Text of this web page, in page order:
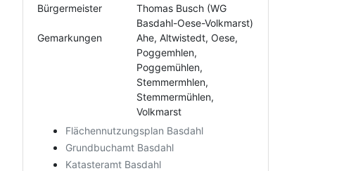
Bürgermeister
Thomas Busch (WG
Basdahl-Oese-Volkmarst)
Gemarkungen
Ahe, Altwistedt, Oese,
Poggemhlen,
Poggemühlen,
Stemmermhlen,
Stemmermühlen,
Volkmarst
Flächennutzungsplan Basdahl
Grundbuchamt Basdahl
Katasteramt Basdahl